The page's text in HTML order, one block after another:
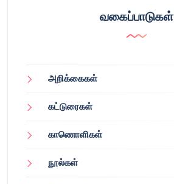
வகைப்பாடுகள்
அறிக்கைகள்
கட்டுரைகள்
காணொளிகள்
நூல்கள்